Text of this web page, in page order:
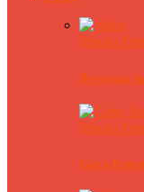
Wisata
Berwisata
Wisata
Gatra